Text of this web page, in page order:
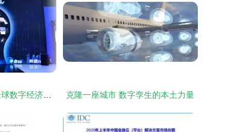
克隆一座城市 数字孪生的本土力量